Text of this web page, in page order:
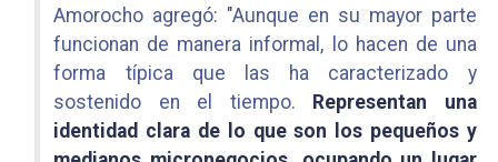
Amorocho agregó: "Aunque en su mayor parte
funcionan de manera informal, lo hacen de una
forma típica que las ha caracterizado y
sostenido en el tiempo. Representan una
identidad clara de lo que son los pequeños y